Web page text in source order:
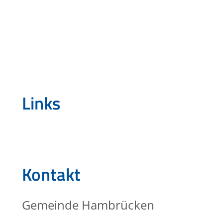
Links
Kontakt
Gemeinde Hambrücken